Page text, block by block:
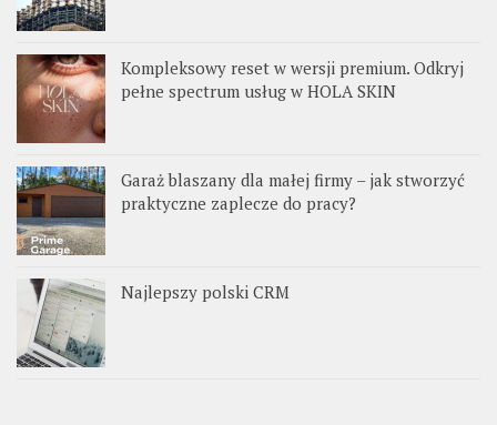
Kompleksowy reset w wersji premium. Odkryj
pełne spectrum usług w HOLA SKIN
Garaż blaszany dla małej firmy – jak stworzyć
praktyczne zaplecze do pracy?
Najlepszy polski CRM